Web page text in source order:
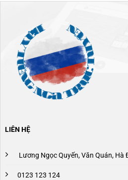
LIÊN HỆ
Lương Ngọc Quyến, Văn Quán, Hà
0123 123 124